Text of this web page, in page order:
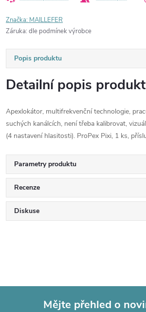
Značka: MAILLEFER
Záruka: dle podmínek výrobce
Popis produktu
Detailní popis
Apexlokátor, multifrekvenční technologie,
suchých kanálcích, není třeba kalibrovat,
(4 nastavení hlasitosti). ProPex Pixi, 1 ks,
Parametry produktu
Recenze
Diskuse
Mějte přehled o